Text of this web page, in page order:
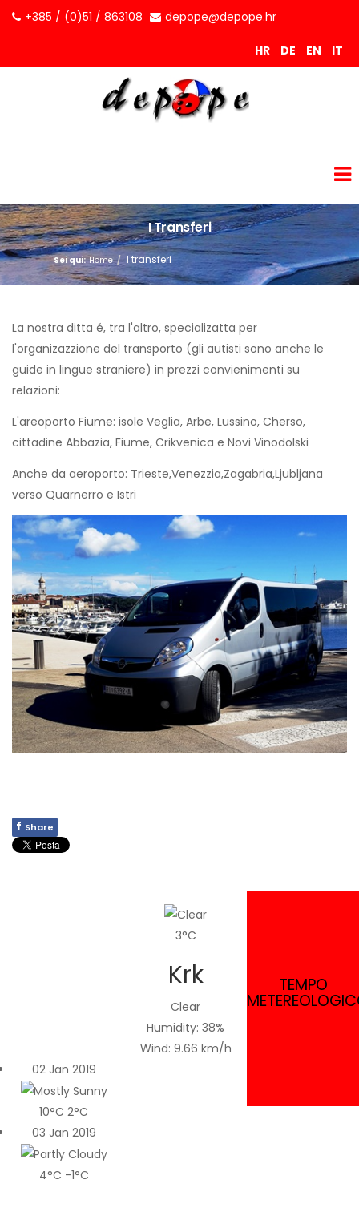
+385 / (0)51 / 863108 depope@depope.hr
HR DE EN IT
I Transferi
Sei qui:Home I transferi
La nostra ditta é, tra l'altro, specializatta per
l'organizazzione del transporto (gli autisti sono anche le
guide in lingue straniere) in prezzi convienimenti su
relazioni:
L'areoporto Fiume: isole Veglia, Arbe, Lussino, Cherso,
cittadine Abbazia, Fiume, Crikvenica e Novi Vinodolski
Anche da aeroporto: Trieste,Venezzia,Zagabria,Ljubljana
verso Quarnerro e Istri
f Share
TEMPO
3°C
Krk
Clear
Humidity: 38%
Wind: 9.66 km/h
02 Jan 2019
10°C 2°C
03 Jan 2019
4°C -1°C